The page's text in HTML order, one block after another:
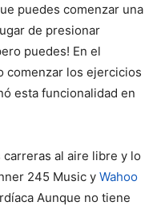
puedes comenzar una
de presionar
puedes! En el
comenzar los ejercicios
esta funcionalidad en
al aire libre y lo
245 Music y Wahoo
Aunque no tiene